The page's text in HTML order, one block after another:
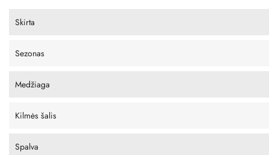
Skirta
Sezonas
Medžiaga
Kilmės šalis
Spalva